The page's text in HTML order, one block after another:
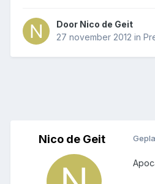
Door Nico de Geit
27 november 2012 in
Nico de Geit